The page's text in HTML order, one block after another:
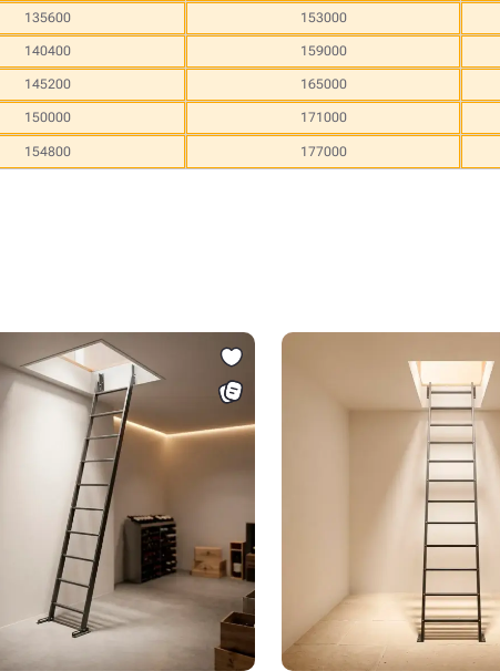
135600 153000
140400 159000
145200 165000
150000 171000
154800 177000